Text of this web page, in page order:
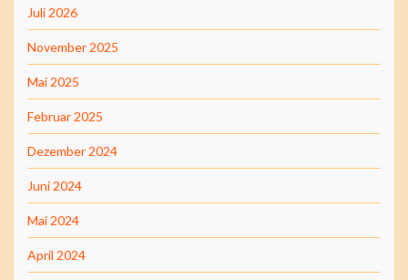
Juli 2026
November 2025
Mai 2025
Februar 2025
Dezember 2024
Juni 2024
Mai 2024
April 2024